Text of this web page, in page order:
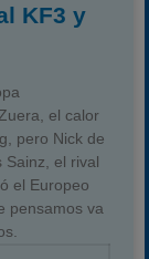
KF3 y
el calor
pero Nick de
Sainz, el rival
el Europeo
pensamos va